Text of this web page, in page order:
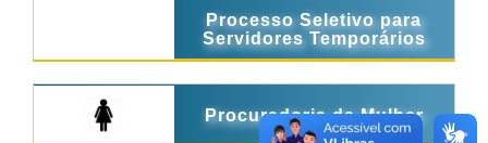
Processo Seletivo para
Servidores Temporários
Procuradoria da Mulher